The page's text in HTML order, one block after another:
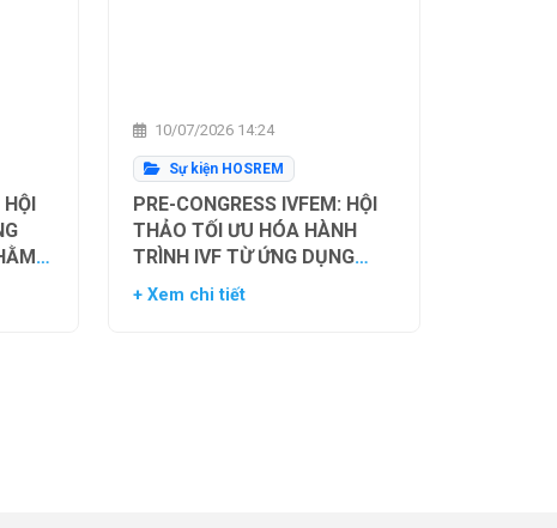
10/07/2026 14:24
Sự kiện HOSREM
PRE-CONGRESS IVFEM: HỘI
THẢO TỐI ƯU HÓA HÀNH
TRÌNH IVF TỪ ỨNG DỤNG
HIỆN TẠI ĐẾN XU HƯỚNG
+ Xem chi tiết